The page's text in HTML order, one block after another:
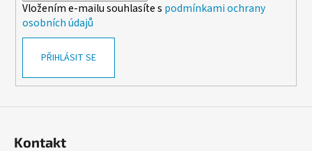
Vložením e-mailu souhlasíte s podmínkami ochrany
osobních údajů
PŘIHLÁSIT SE
Kontakt